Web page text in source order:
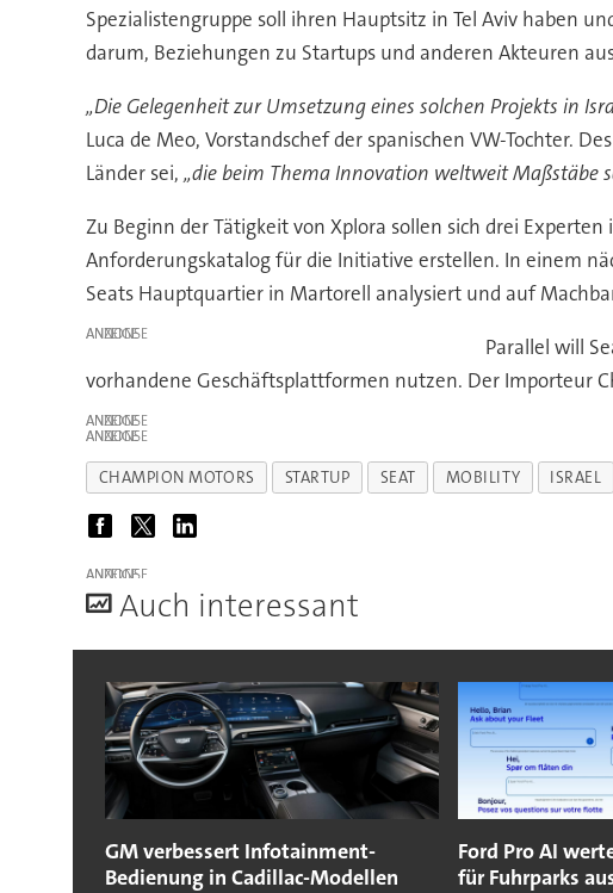
Spezialistengruppe soll ihren Hauptsitz in Tel Aviv haben
darum, Beziehungen zu Startups und anderen Akteuren
„Die Gelegenheit zur Umsetzung eines solchen Projekts in
Luca de Meo, Vorstandschef der spanischen VW-Tochter.
Länder sei, „die beim Thema Innovation weltweit Maßstäbe
Zu Beginn der Tätigkeit von Xplora sollen sich drei
Anforderungskatalog für die Initiative erstellen. In einem
Seats Hauptquartier in Martorell analysiert und auf
ANZEIGE
Parallel will
vorhandene Geschäftsplattformen nutzen. Der Importeur
ANZEIGE
ANZEIGE
CHAMPION MOTORS STARTUP SEAT MOBILITY ISRAEL
ANZEIGE
Auch interessant
GM verbessert Infotainment-
Bedienung in Cadillac-Modellen
Ford Pro AI
für Fuhrparks